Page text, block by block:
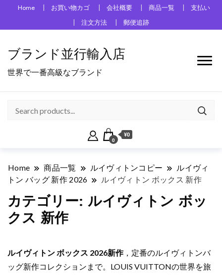
Home お買い物カゴ 会社概要 商品一覧
支払い
注文方法
郵便追跡
ブランド並行輸入店
世界で一番高級なブランド
0
¥0
Home 商品一覧 ルイヴィトンコピー
ルイヴィ
トン バッグ 新作 2026
ルイヴィトン ボックス 新作
カテゴリー: ルイヴィトン ボッ
クス 新作
ルイヴィトン ボックス 2026新作，定番のルイヴィトンバ
ッグ新作コレクションまで。LOUIS VUITTONの世界を旅